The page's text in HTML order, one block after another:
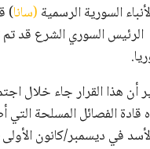
السورية الرسمية (سانا)
السوري الشرع قد تم
أن هذا القرار جاء خلال
قادة الفصائل المسلحة
في ديسمبر/كانون الأولى 2024.